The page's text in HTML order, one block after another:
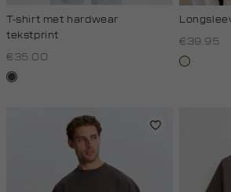
T-shirt met hardwear
tekstprint
€35.00
donkergrijs
€39.95
wit,